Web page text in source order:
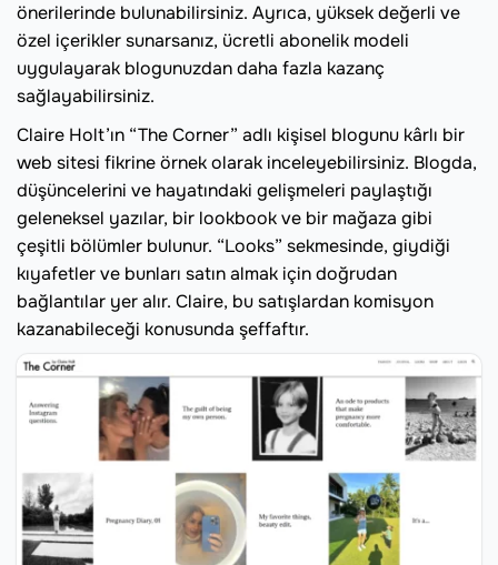
önerilerinde bulunabilirsiniz. Ayrıca, yüksek değerli ve
özel içerikler sunarsanız, ücretli abonelik modeli
uygulayarak blogunuzdan daha fazla kazanç
sağlayabilirsiniz.
Claire Holt’ın “The Corner” adlı kişisel blogunu kârlı bir
web sitesi fikrine örnek olarak inceleyebilirsiniz. Blogda,
düşüncelerini ve hayatındaki gelişmeleri paylaştığı
geleneksel yazılar, bir lookbook ve bir mağaza gibi
çeşitli bölümler bulunur. “Looks” sekmesinde, giydiği
kıyafetler ve bunları satın almak için doğrudan
bağlantılar yer alır. Claire, bu satışlardan komisyon
kazanabileceği konusunda şeffaftır.